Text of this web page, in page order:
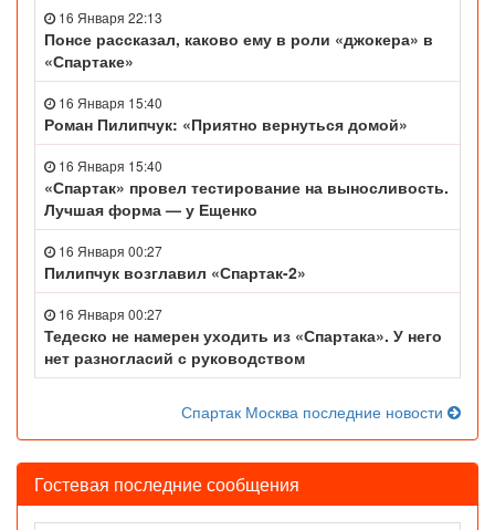
16 Января 22:13
Понсе рассказал, каково ему в роли «джокера» в
«Спартаке»
16 Января 15:40
Роман Пилипчук: «Приятно вернуться домой»
16 Января 15:40
«Спартак» провел тестирование на выносливость.
Лучшая форма — у Ещенко
16 Января 00:27
Пилипчук возглавил «Спартак-2»
16 Января 00:27
Тедеско не намерен уходить из «Спартака». У него
нет разногласий с руководством
Спартак Москва последние новости
Гостевая последние сообщения